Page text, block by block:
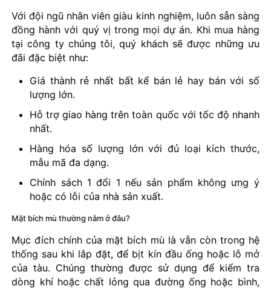
Với đội ngũ nhân viên giàu kinh nghiệm, luôn sẵn sàng
đồng hành với quý vị trong mọi dự án. Khi mua hàng
tại công ty chúng tôi, quý khách sẽ được những ưu
đãi đặc biệt như:
Giá thành rẻ nhất bất kể bán lẻ hay bán với số
lượng lớn.
Hỗ trợ giao hàng trên toàn quốc với tốc độ nhanh
nhất.
Hàng hóa số lượng lớn với đủ loại kích thước,
mẫu mã đa dạng.
Chính sách 1 đổi 1 nếu sản phẩm không ưng ý
hoặc có lỗi của nhà sản xuất.
Mặt bích mù thường nằm ở đâu?
Mục đích chính của mặt bích mù là vẫn còn trong hệ
thống sau khi lắp đặt, để bịt kín đầu ống hoặc lỗ mở
của tàu. Chúng thường được sử dụng để kiểm tra
dòng khí hoặc chất lỏng qua đường ống hoặc bình,